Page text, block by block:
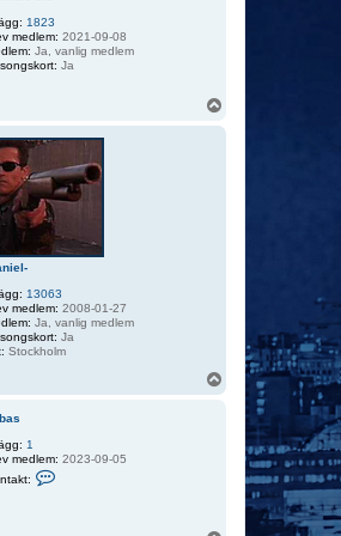
1823
medlem: 2021-09-08
Ja, vanlig medlem
Ja
13063
medlem: 2008-01-27
Ja, vanlig medlem
Ja
Stockholm
1
medlem: 2023-09-05